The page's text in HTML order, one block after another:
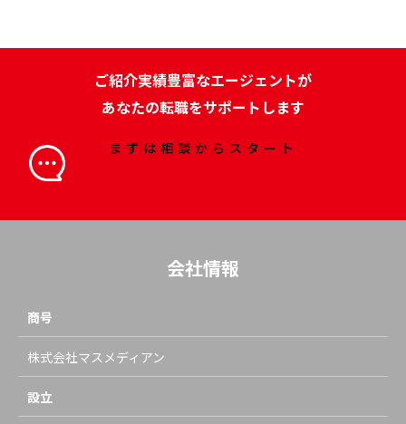
ご紹介実績豊富なエージェントが
あなたの転職をサポートします
まずは相談からスタート
会社情報
商号
株式会社マスメディアン
設立